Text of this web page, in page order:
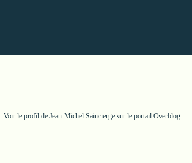
Voir le profil de Jean-Michel Sainciergesur le portail Overblog